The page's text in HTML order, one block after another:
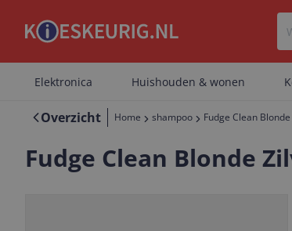
Elektronica Huishouden & wonen
Overzicht Home shampoo Fudge Clean
Fudge Clean Blonde